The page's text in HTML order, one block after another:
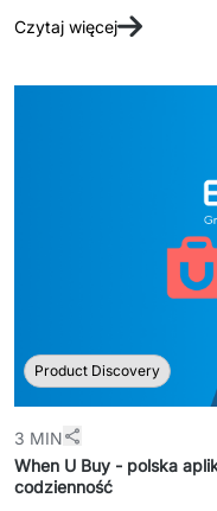
Czytaj więcej
Product Discovery
3 MIN
When U Buy - polska
codzienność